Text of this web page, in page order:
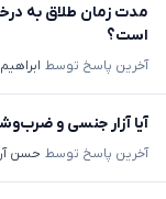
مدت زمان طلاق به
است؟
آخرین پاسخ توسط
آیا آزار جنسی و
آخرین پاسخ توسط حسن